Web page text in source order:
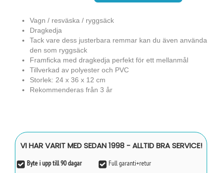
Vagn / resväska / ryggsäck
Dragkedja
Tack vare dess justerbara remmar kan du även använda
den som ryggsäck
Framficka med dragkedja perfekt för ett mellanmål
Tillverkad av polyester och PVC
Storlek: 24 x 36 x 12 cm
Rekommenderas från 3 år
VI HAR VARIT MED SEDAN 1998 - ALLTID BRA SERVICE!
Byte i upp till 90 dagar
Full garanti+retur